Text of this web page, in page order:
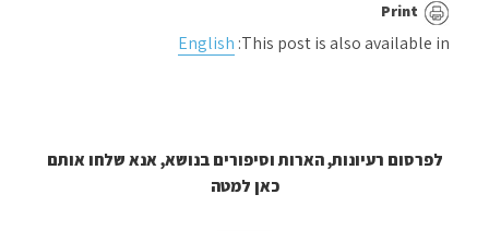
Print
This post is also available in:
English
לפרסום רעיונות, הארות וסיפורים בנושא, אנא שלחו אותם
כאן למטה